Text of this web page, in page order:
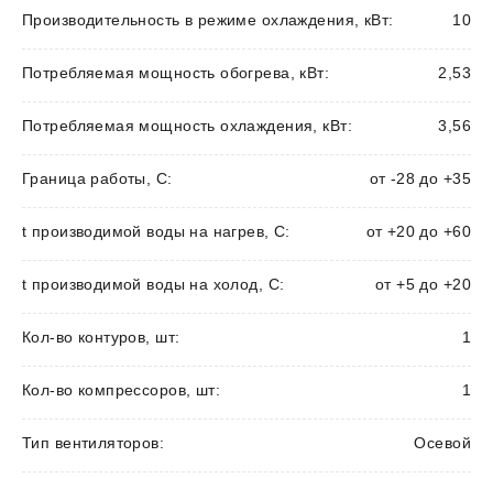
Производительность в режиме охлаждения, кВт: 10
Потребляемая мощность обогрева, кВт: 2,53
Потребляемая мощность охлаждения, кВт: 3,56
Граница работы, С: от -28 до +35
t производимой воды на нагрев, С: от +20 до +60
t производимой воды на холод, С: от +5 до +20
Кол-во контуров, шт: 1
Кол-во компрессоров, шт: 1
Тип вентиляторов: Осевой